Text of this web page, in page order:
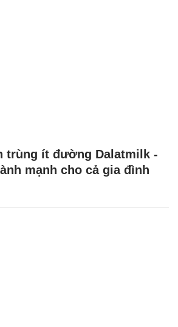
trùng ít đường Dalatmilk -
mạnh cho cả gia đình